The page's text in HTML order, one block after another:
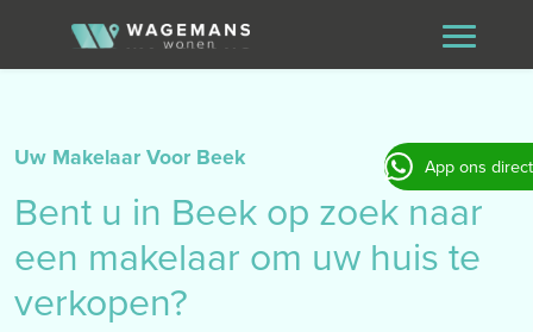
App ons direct
Uw Makelaar Voor Beek
Bent u in Beek op zoek naar
een makelaar om uw huis te
verkopen?